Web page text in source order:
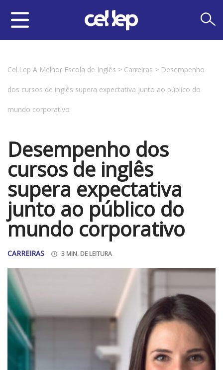
Cel.Lep A Melhor Escola de Inglês > Carreiras > Desempenho
dos cursos de inglês supera expectativa junto ao público do
mundo corporativo
Desempenho dos
cursos de inglês
supera expectativa
junto ao público do
mundo corporativo
CARREIRAS 3 MIN. DE LEITURA